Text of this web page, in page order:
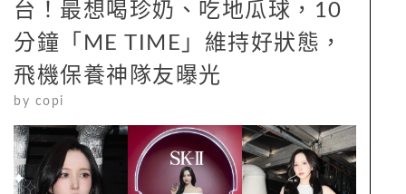
台！最想喝珍奶、吃地瓜球，10
分鐘「ME TIME」維持好狀態，
飛機保養神隊友曝光
by copi